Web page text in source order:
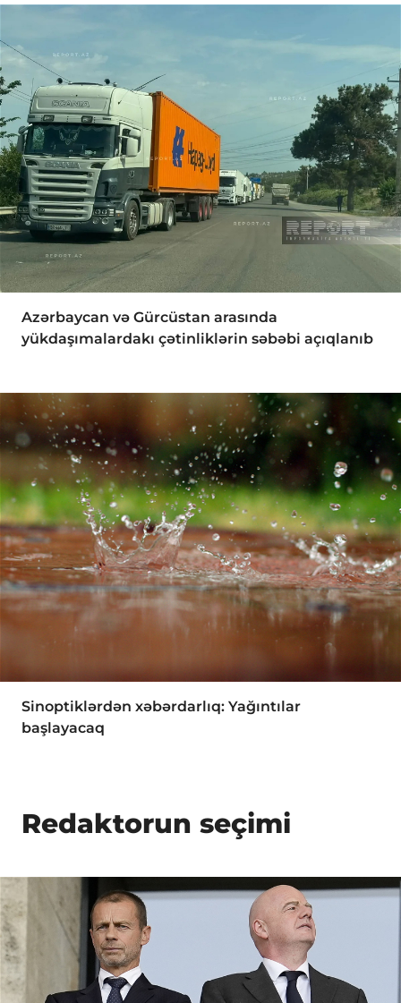
Azərbaycan və Gürcüstan arasında
yükdaşımalardakı çətinliklərin səbəbi açıqlanıb
Sinoptiklərdən xəbərdarlıq: Yağıntılar
başlayacaq
Redaktorun seçimi